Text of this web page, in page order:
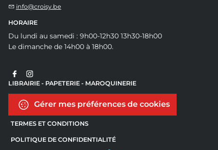
info@croisy.be
HORAIRE
Du lundi au samedi : 9h00-12h30 13h30-18h00
Le dimanche de 14h00 à 18h00.
LIBRAIRIE - PAPETERIE - MAROQUINERIE
Gérer mes préférences de cookies
TERMES ET CONDITIONS
POLITIQUE DE CONFIDENTIALITÉ